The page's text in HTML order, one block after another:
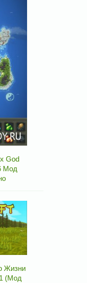
God
Мод
Жизни
(Мод